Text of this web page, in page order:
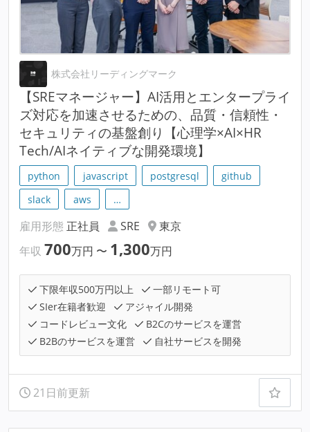
株式会社リーディングマーク
【SREマネージャー】AI活用とエンタープライ
ズ対応を加速させるための、品質・信頼性・
セキュリティの基盤創り【心理学×AI×HR
Tech/AIネイティブな開発環境】
python javascript postgresql
github
slack
aws …
雇用形態 正社員 SRE
東京
年収 700万円 〜 1,300万円
下限年収500万円以上
一部リモート可
SIer在籍者歓迎
アジャイル開発
コードレビュー文化
B2Cのサービスを運営
B2Bのサービスを運営
自社サービスを開発
21日前更新